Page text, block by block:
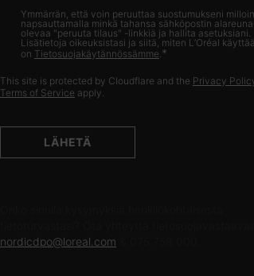
Ymmärrän, että voin peruuttaa suostumukseni
napsauttamalla minkä tahansa sähköpostin
olevaa "peruuta tilaus" -linkkiä ja hallita asetuksiani.
Lisätietoja oikeuksistasi ja siitä, miten L’Oréal
on Tietosuojakäytännössämme.*
This site is protected by Cloudflare and the Privacy
Terms of Service apply.
LÄHETÄ
nordicdpo@loreal.com